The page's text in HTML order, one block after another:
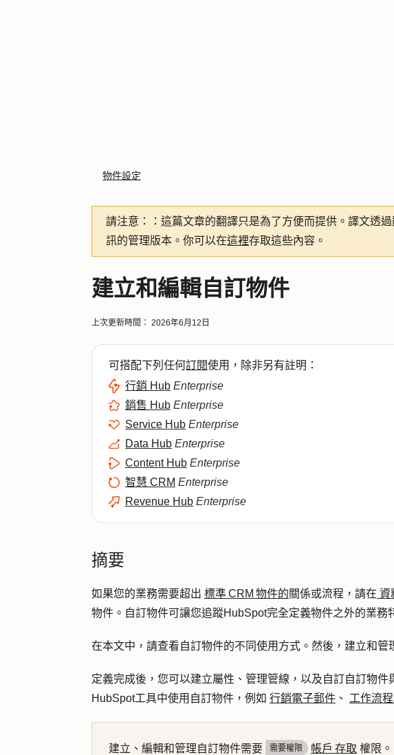
物件設定
請注意：
：這篇文章的翻譯只是為了方便而提供。譯文透
訊的管理版本。你可以在這裡存取這些內容。
建立和編輯自訂物件
上次更新時間： 2026年6月12日
可搭配下列任何訂閱使用，除非另有註明：
行銷 Hub Enterprise
銷售 Hub Enterprise
Service Hub Enterprise
Data Hub Enterprise
Content Hub Enterprise
智慧 CRM Enterprise
Revenue Hub Enterprise
摘要
如果您的業務需要超出 標準 CRM 物件的關係或流程，請在 資
物件。自訂物件可讓您追蹤HubSpot完全定義物件之外的業務
在本文中，請查看自訂物件的不同使用方式。然後，建立和管
定義完成後，您可以建立屬性、管理管線，以及自訂自訂物件
HubSpot工具中使用自訂物件，例如 行銷電子郵件 、 工作流
建立、編輯和管理自訂物件需要 需要權限 帳戶 存取 權限。